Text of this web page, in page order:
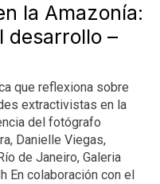
la Amazonía:
desarrollo –
que reflexiona sobre
extractivistas en la
del fotógrafo
Danielle Viegas,
de Janeiro, Galeria
En colaboración con el